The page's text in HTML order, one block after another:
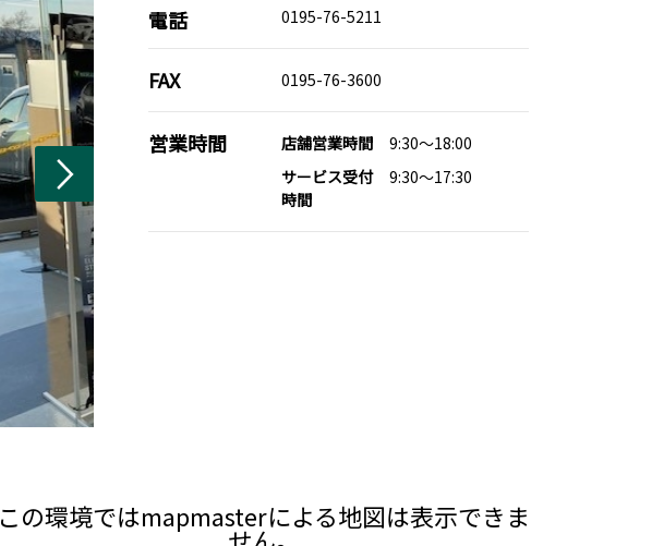
電話 0195-76-5211
FAX 0195-76-3600
営業時間 店舗営業時間
9:30～18:00
サービス受付
時間
9:30～17:30
この環境ではmapmasterによる地図は表示できま